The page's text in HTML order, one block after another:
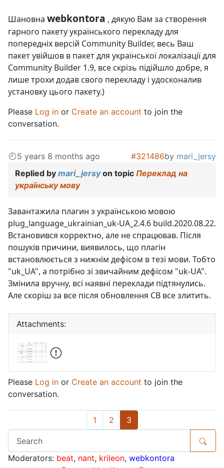
Шановна webkontora , дякую Вам за створення
гарного пакету українського перекладу для
попередніх версій Community Builder, весь Ваш
пакет увійшов в пакет для української локалізації для
Community Builder 1.9, все скрізь підійшло добре, я
лише трохи додав свого перекладу і удосконалив
установку цього пакету.)
Please Log in or Create an account to join the
conversation.
5 years 8 months ago #321486by mari_jersy
Replied by mari_jersyon topic Переклад на
українську мову
Завантажила плагин з українською мовою
plug_language_ukrainian_uk-UA_2.4.6 build.2020.08.22.
Встановився корректно, але не спрацював. Після
пошуків причини, виявилось, що плагін
встановлюється з нижнім дефісом в тезі мови. Тобто
"uk_UA", а потрібно зі звичайним дефісом "uk-UA".
Змінила вручну, всі наявні переклади підтянулись.
Але скоріш за все після обновлення CB все злитить.
Attachments:
Please Log in or Create an account to join the
conversation.
1 2 3
Moderators: beat, nant, krileon, webkontora